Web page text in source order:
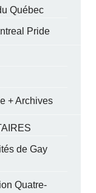
Québec
Pride
+ Archives
de Gay
Quatre-